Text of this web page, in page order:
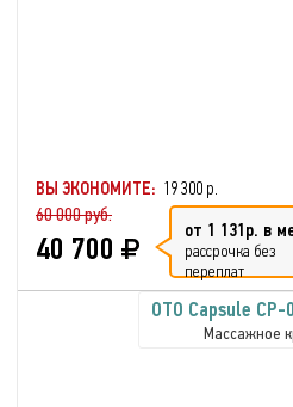
ВЫ ЭКОНОМИТЕ: 19 300 р.
60 000 руб.
40 700 от 1 131р. в
рассрочка без
переплат
OTO Capsule
Массажное